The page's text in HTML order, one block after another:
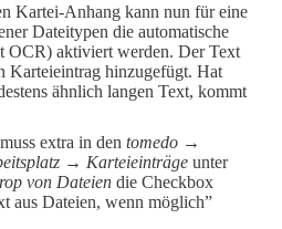
Kartei-Anhang kann nun für eine
Dateitypen die automatische
OCR) aktiviert werden. Der Text
Karteieintrag hinzugefügt. Hat
ähnlich langen Text, kommt
extra in den tomedo →
→ Karteieinträge unter
von Dateien die Checkbox
aus Dateien, wenn möglich”